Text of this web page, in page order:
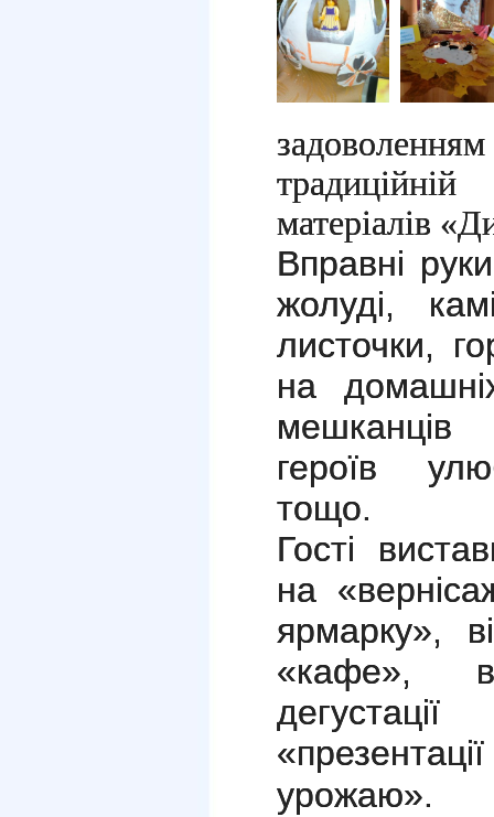
матеріалів «
Вправні
жолуді,
листочки,
на
мешканців
героїв
тощо.
Гості
на
ярмарку»,
«кафе»,
урожаю».